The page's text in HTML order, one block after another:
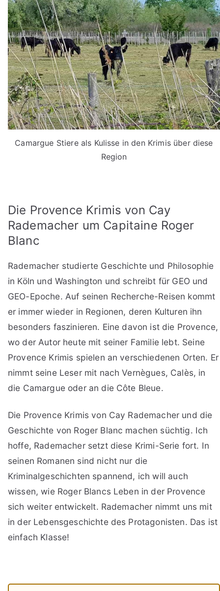
Camargue Stiere als Kulisse in den Krimis über diese
Region
Die Provence Krimis von Cay
Rademacher um Capitaine Roger
Blanc
Rademacher studierte Geschichte und Philosophie
in Köln und Washington und schreibt für GEO und
GEO-Epoche. Auf seinen Recherche-Reisen kommt
er immer wieder in Regionen, deren Kulturen ihn
besonders faszinieren. Eine davon ist die Provence,
wo der Autor heute mit seiner Familie lebt. Seine
Provence Krimis spielen an verschiedenen Orten. Er
nimmt seine Leser mit nach Vernègues, Calès, in
die Camargue oder an die Côte Bleue.
Die Provence Krimis von Cay Rademacher und die
Geschichte von Roger Blanc machen süchtig. Ich
hoffe, Rademacher setzt diese Krimi-Serie fort. In
seinen Romanen sind nicht nur die
Kriminalgeschichten spannend, ich will auch
wissen, wie Roger Blancs Leben in der Provence
sich weiter entwickelt. Rademacher nimmt uns mit
in der Lebensgeschichte des Protagonisten. Das ist
einfach Klasse!